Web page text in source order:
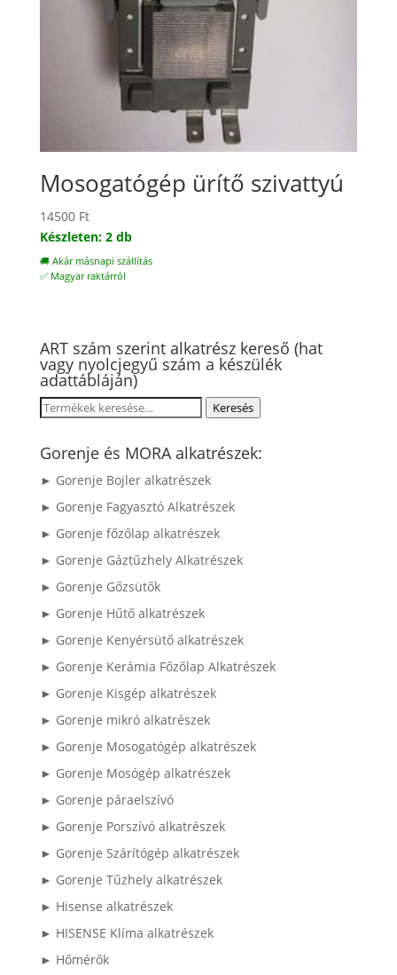
Mosogatógép ürítő szivattyú
14500 Ft
Készleten: 2 db
🚚 Akár másnapi szállítás
✅ Magyar raktárról
ART szám szerint alkatrész kereső (hat
vagy nyolcjegyű szám a készülék
adattábláján)
Keresés
következőre:
Keresés
Gorenje és MORA alkatrészek:
► Gorenje Bojler alkatrészek
► Gorenje Fagyasztó Alkatrészek
► Gorenje főzőlap alkatrészek
► Gorenje Gáztűzhely Alkatrészek
► Gorenje Gőzsütők
► Gorenje Hűtő alkatrészek
► Gorenje Kenyérsütő alkatrészek
► Gorenje Kerámia Főzőlap Alkatrészek
► Gorenje Kisgép alkatrészek
► Gorenje mikró alkatrészek
► Gorenje Mosogatógép alkatrészek
► Gorenje Mosógép alkatrészek
► Gorenje páraelszívó
► Gorenje Porszívó alkatrészek
► Gorenje Szárítógép alkatrészek
► Gorenje Tűzhely alkatrészek
► Hisense alkatrészek
► HISENSE Klíma alkatrészek
► Hőmérők